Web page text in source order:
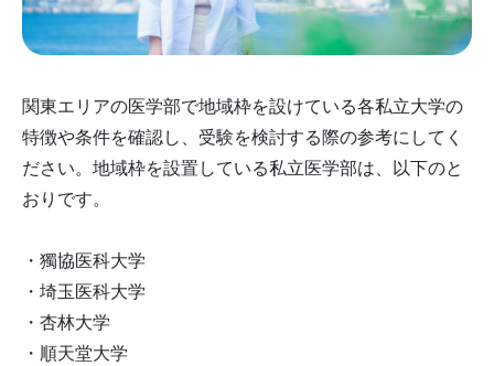
関東エリアの医学部で地域枠を設けている各私立大学の
特徴や条件を確認し、受験を検討する際の参考にしてく
ださい。地域枠を設置している私立医学部は、以下のと
おりです。
・獨協医科大学
・埼玉医科大学
・杏林大学
・順天堂大学